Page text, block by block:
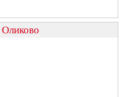
Оликово